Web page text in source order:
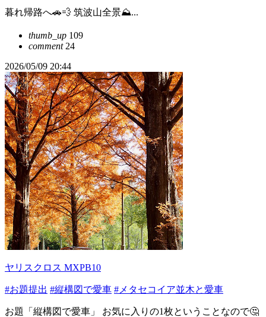
暮れ帰路へ🚗💨 筑波山全景⛰...
thumb_up 109
comment24
2026/05/09 20:44
ヤリスクロス MXPB10
#お題提出 #縦構図で愛車 #メタセコイア並木と愛車
お題「縦構図で愛車」 お気に入りの1枚ということなので🤔